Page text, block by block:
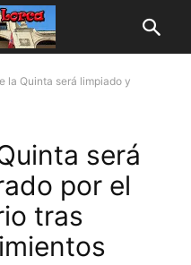
la Quinta será limpiado y
será
por el
tras